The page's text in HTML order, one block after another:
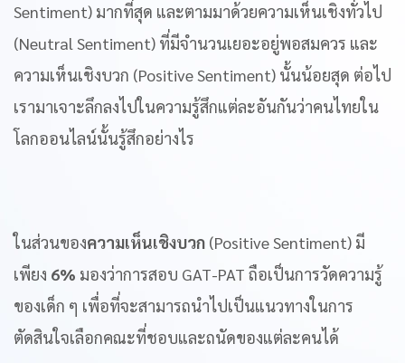
Sentiment) มากที่สุด และตามมาด้วยความเห็นเชิงทั่วไป
(Neutral Sentiment) ที่มีจำนวนเยอะอยู่พอสมควร และ
ความเห็นเชิงบวก (Positive Sentiment) นั้นน้อยสุด ต่อไป
เรามาเจาะลึกลงไปในความรู้สึกแต่ละอันกันว่าคนไทยใน
โลกออนไลน์นั้นรู้สึกอย่างไร
ในส่วนของความเห็นเชิงบวก (Positive Sentiment) มี
เพียง 6% มองว่าการสอบ GAT-PAT ถือเป็นการวัดความรู้
ของเด็ก ๆ เพื่อที่จะสามารถนำไปเป็นแนวทางในการ
ตัดสินใจเลือกคณะที่ชอบและถนัดของแต่ละคนได้